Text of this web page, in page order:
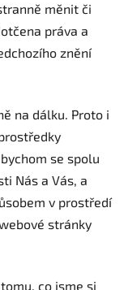
měnit či
práva a
znění
na dálku. Proto i
se spolu
Nás a Vás, a
v prostředí
stránky
co jsme si